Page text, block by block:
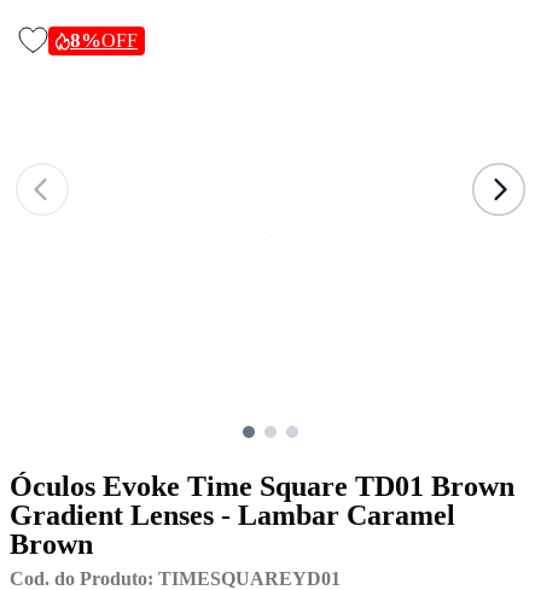
8%OFF
Óculos Evoke Time Square TD01 Brown
Gradient Lenses - Lambar Caramel
Brown
Cod. do Produto: TIMESQUAREYD01